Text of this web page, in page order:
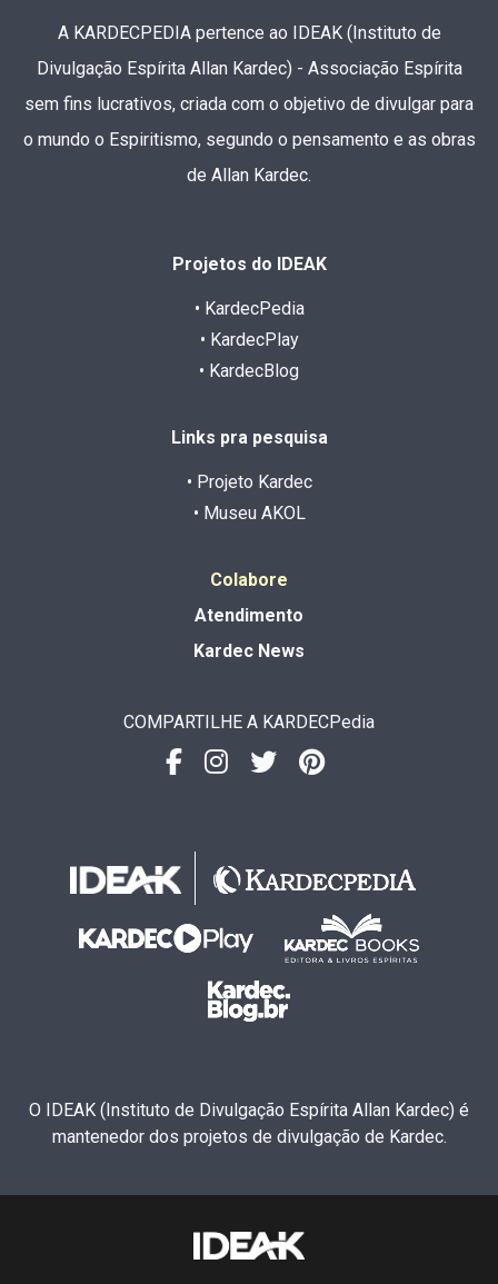
A KARDECPEDIA pertence ao IDEAK (Instituto de
Divulgação Espírita Allan Kardec) - Associação Espírita
sem fins lucrativos, criada com o objetivo de divulgar para
o mundo o Espiritismo, segundo o pensamento e as obras
de Allan Kardec.
Projetos do IDEAK
• KardecPedia
• KardecPlay
• KardecBlog
Links pra pesquisa
• Projeto Kardec
• Museu AKOL
Colabore
Atendimento
Kardec News
COMPARTILHE A KARDECPedia
O IDEAK (Instituto de Divulgação Espírita Allan Kardec) é
mantenedor dos projetos de divulgação de Kardec.